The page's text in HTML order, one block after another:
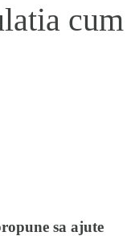
cum
sa ajute